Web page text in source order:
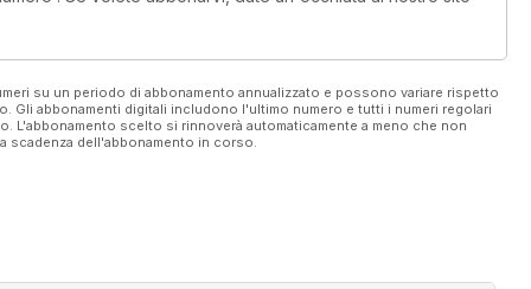
su un periodo di abbonamento annualizzato e possono variare rispetto
abbonamenti digitali includono l'ultimo numero e tutti i numeri regolari
L'abbonamento scelto si rinnoverà automaticamente a meno che non
scadenza dell'abbonamento in corso.